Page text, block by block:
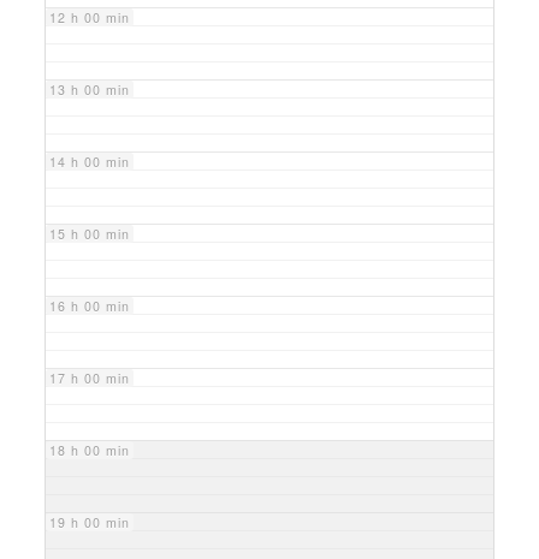
12 h 00 min
13 h 00 min
14 h 00 min
15 h 00 min
16 h 00 min
17 h 00 min
18 h 00 min
19 h 00 min